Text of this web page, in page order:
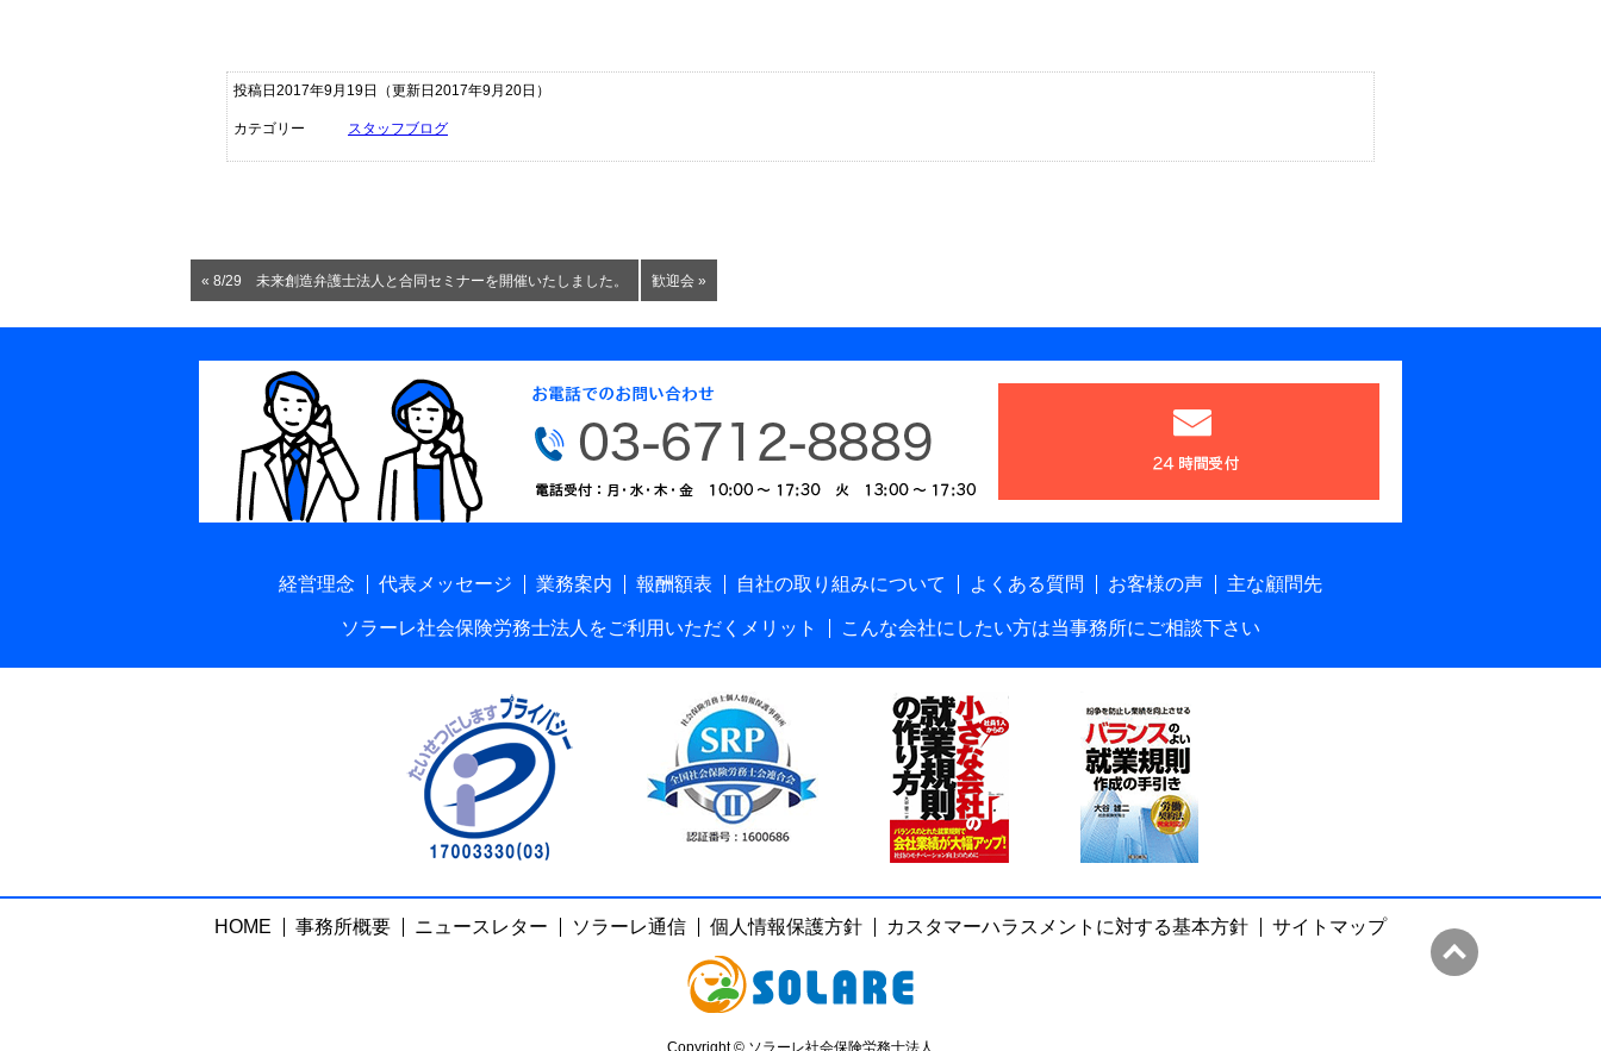
投稿日2017年9月19日 （更新日2017年9月20日）
カテゴリー スタッフブログ
« 8/29 未来創造弁護士法人と合同セミナーを開催いたしました。 歓迎会 »
経営理念 代表メッセージ 業務案内 報酬額表 自社の取り組みについて よくある質問 お客様の声 主な顧問先
ソラーレ社会保険労務士法人をご利用いただくメリット こんな会社にしたい方は当事務所にご相談下さい
HOME 事務所概要 ニュースレター ソラーレ通信 個人情報保護方針 カスタマーハラスメントに対する基本方針 サイトマップ
Copyright © ソラーレ社会保険労務士法人